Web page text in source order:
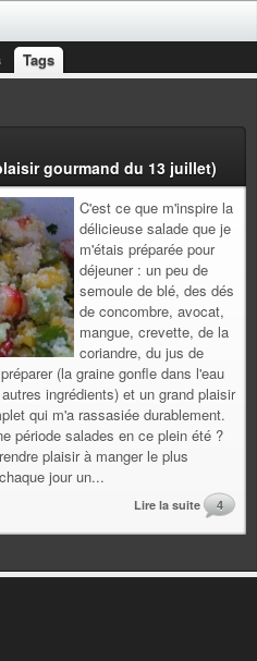
Tags
gourmand du 13 juillet)
C'est ce que m'inspire la
délicieuse salade que je
m'étais préparée pour
déjeuner : un peu de
semoule de blé, des dés
de concombre, avocat,
mangue, crevette, de la
coriandre, du jus de
(la graine gonfle dans l'eau
ingrédients) et un grand plaisir
qui m'a rassasiée durablement.
période salades en ce plein été ?
plaisir à manger le plus
jour un...
Lire la suite 4